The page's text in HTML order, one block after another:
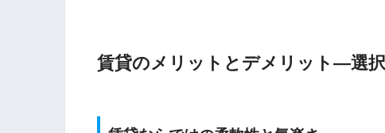
賃貸のメリットとデメリット―選